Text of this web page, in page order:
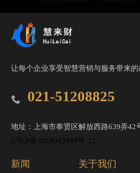
让每个企业享受智慧营销与服务带来
021-51208825
地址：上海市奉贤区解放西路639弄42
沪ICP备2024043949号-22
新闻 关于我们